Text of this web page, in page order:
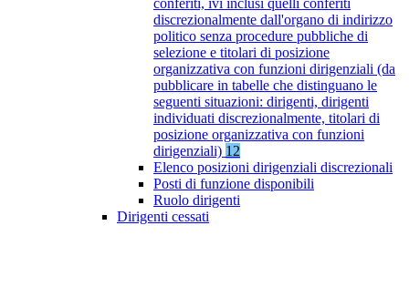
conferiti, ivi inclusi quelli conferiti
discrezionalmente dall'organo di indirizzo
politico senza procedure pubbliche di
selezione e titolari di posizione
organizzativa con funzioni dirigenziali (da
pubblicare in tabelle che distinguano le
seguenti situazioni: dirigenti, dirigenti
individuati discrezionalmente, titolari di
posizione organizzativa con funzioni
dirigenziali) 12
Elenco posizioni dirigenziali discrezionali
Posti di funzione disponibili
Ruolo dirigenti
Dirigenti cessati